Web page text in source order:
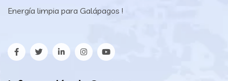
Energía limpia para Galápagos !